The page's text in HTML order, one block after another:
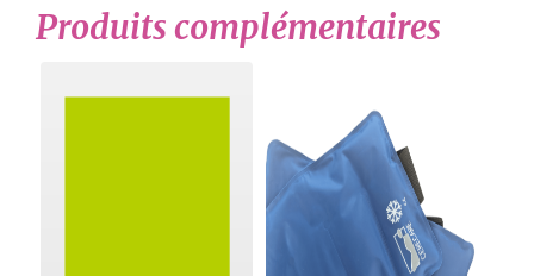
Produits complémentaires